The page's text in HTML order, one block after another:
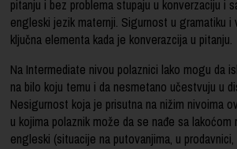
pitanju i bez problema stupaju u konverzaciju i
engleski jezik maternji. Sigurnost u gramatiku i
ključna elementa kada je konverazcija u pitanju.
Na Intermediate nivou polaznici lako mogu da
na bilo koju temu i da nesmetano učestvuju u
Nesigurnost koja je prisutna na nižim nivoima
u kojima polaznik može da se nađe sa lakoćom
engleski (situacije na putovanjima, u